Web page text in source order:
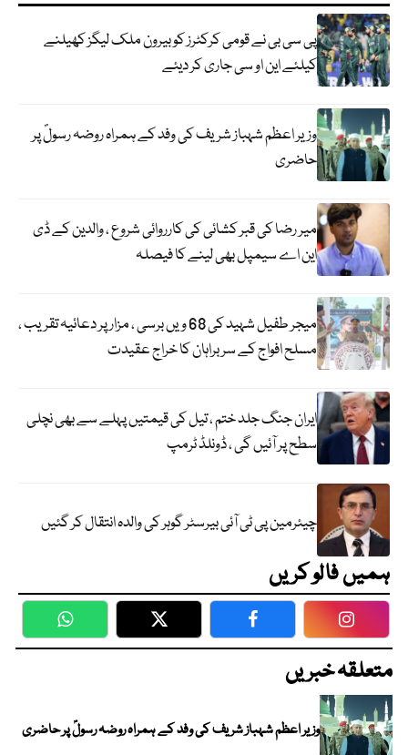
پی سی بی نے قومی کرکٹرز کو بیرون ملک لیگز کھیلنے
کیلئے این او سی جاری کر دیئے
وزیر اعظم شہباز شریف کی وفد کے ہمراہ روضہ رسولؐ پر
حاضری
میر رضا کی قبر کشائی کی کارروائی شروع ، والدین کے ڈی
این اے سیمپل بھی لینے کا فیصلہ
میجر طفیل شہید کی 68 ویں برسی ، مزار پر دعائیہ تقریب ،
مسلح افواج کے سربراہان کا خراج عقیدت
ایران جنگ جلد ختم ، تیل کی قیمتیں پہلے سے بھی نچلی
سطح پر آئیں گی ، ڈونلڈ ٹرمپ
چیئرمین پی ٹی آئی بیرسٹر گوہر کی والدہ انتقال کر گئیں
ہمیں فالو کریں
WhatsApp Twitter Facebook
متعلقہ خبریں
وزیر اعظم شہباز شریف کی وفد کے ہمراہ روضہ رسولؐ پر حاضری